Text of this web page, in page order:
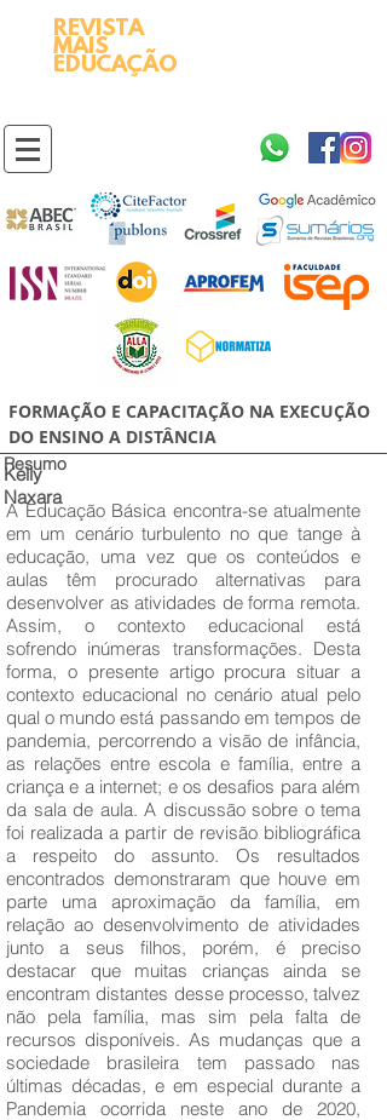
REVISTA
MAIS
EDUCAÇÃO
FORMAÇÃO E CAPACITAÇÃO NA EXECUÇÃO
DO ENSINO A DISTÂNCIA
Kelly
Naxara
Resumo
A Educação Básica encontra-se atualmente
em um cenário turbulento no que tange à
educação, uma vez que os conteúdos e
aulas têm procurado alternativas para
desenvolver as atividades de forma remota.
Assim, o contexto educacional está
sofrendo inúmeras transformações. Desta
forma, o presente artigo procura situar a
contexto educacional no cenário atual pelo
qual o mundo está passando em tempos de
pandemia, percorrendo a visão de infância,
as relações entre escola e família, entre a
criança e a internet; e os desafios para além
da sala de aula. A discussão sobre o tema
foi realizada a partir de revisão bibliográfica
a respeito do assunto. Os resultados
encontrados demonstraram que houve em
parte uma aproximação da família, em
relação ao desenvolvimento de atividades
junto a seus filhos, porém, é preciso
destacar que muitas crianças ainda se
encontram distantes desse processo, talvez
não pela família, mas sim pela falta de
recursos disponíveis. As mudanças que a
sociedade brasileira tem passado nas
últimas décadas, e em especial durante a
Pandemia ocorrida neste ano de 2020,